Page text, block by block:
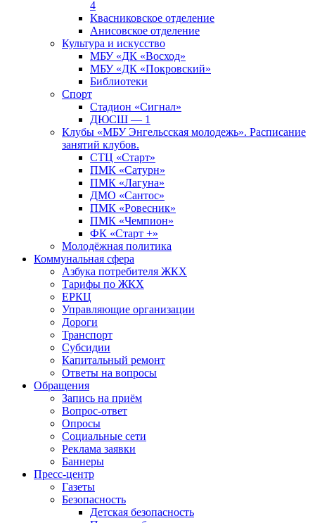
4
Квасниковское отделение
Анисовское отделение
Культура и искусство
МБУ «ДК «Восход»
МБУ «ДК «Покровский»
Библиотеки
Спорт
Стадион «Сигнал»
ДЮСШ — 1
Клубы «МБУ Энгельсская молодежь». Расписание
занятий клубов.
СТЦ «Старт»
ПМК «Сатурн»
ПМК «Лагуна»
ДМО «Сантос»
ПМК «Ровесник»
ПМК «Чемпион»
ФК «Старт +»
Молодёжная политика
Коммунальная сфера
Азбука потребителя ЖКХ
Тарифы по ЖКХ
ЕРКЦ
Управляющие организации
Дороги
Транспорт
Субсидии
Капитальный ремонт
Ответы на вопросы
Обращения
Запись на приём
Вопрос-ответ
Опросы
Социальные сети
Реклама заявки
Баннеры
Пресс-центр
Газеты
Безопасность
Детская безопасность